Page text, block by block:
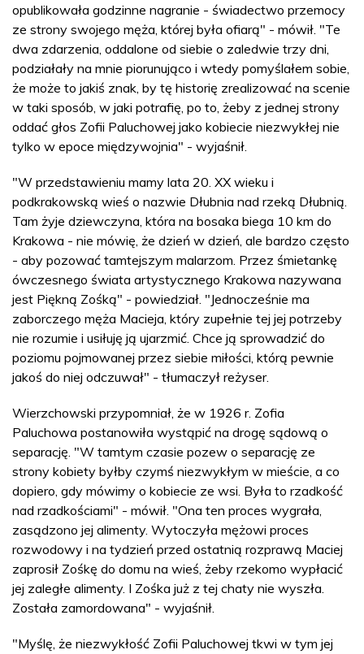
opublikowała godzinne nagranie - świadectwo przemocy
ze strony swojego męża, której była ofiarą" - mówił. "Te
dwa zdarzenia, oddalone od siebie o zaledwie trzy dni,
podziałały na mnie piorunująco i wtedy pomyślałem sobie,
że może to jakiś znak, by tę historię zrealizować na scenie
w taki sposób, w jaki potrafię, po to, żeby z jednej strony
oddać głos Zofii Paluchowej jako kobiecie niezwykłej nie
tylko w epoce międzywojnia" - wyjaśnił.
"W przedstawieniu mamy lata 20. XX wieku i
podkrakowską wieś o nazwie Dłubnia nad rzeką Dłubnią.
Tam żyje dziewczyna, która na bosaka biega 10 km do
Krakowa - nie mówię, że dzień w dzień, ale bardzo często
- aby pozować tamtejszym malarzom. Przez śmietankę
ówczesnego świata artystycznego Krakowa nazywana
jest Piękną Zośką" - powiedział. "Jednocześnie ma
zaborczego męża Macieja, który zupełnie tej jej potrzeby
nie rozumie i usiłuję ją ujarzmić. Chce ją sprowadzić do
poziomu pojmowanej przez siebie miłości, którą pewnie
jakoś do niej odczuwał" - tłumaczył reżyser.
Wierzchowski przypomniał, że w 1926 r. Zofia
Paluchowa postanowiła wystąpić na drogę sądową o
separację. "W tamtym czasie pozew o separację ze
strony kobiety byłby czymś niezwykłym w mieście, a co
dopiero, gdy mówimy o kobiecie ze wsi. Była to rzadkość
nad rzadkościami" - mówił. "Ona ten proces wygrała,
zasądzono jej alimenty. Wytoczyła mężowi proces
rozwodowy i na tydzień przed ostatnią rozprawą Maciej
zaprosił Zośkę do domu na wieś, żeby rzekomo wypłacić
jej zaległe alimenty. I Zośka już z tej chaty nie wyszła.
Została zamordowana" - wyjaśnił.
"Myślę, że niezwykłość Zofii Paluchowej tkwi w tym jej